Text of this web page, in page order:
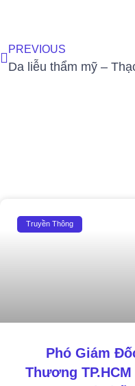
PREVIOUS
Truyền Thông
Phó Giám
Thương